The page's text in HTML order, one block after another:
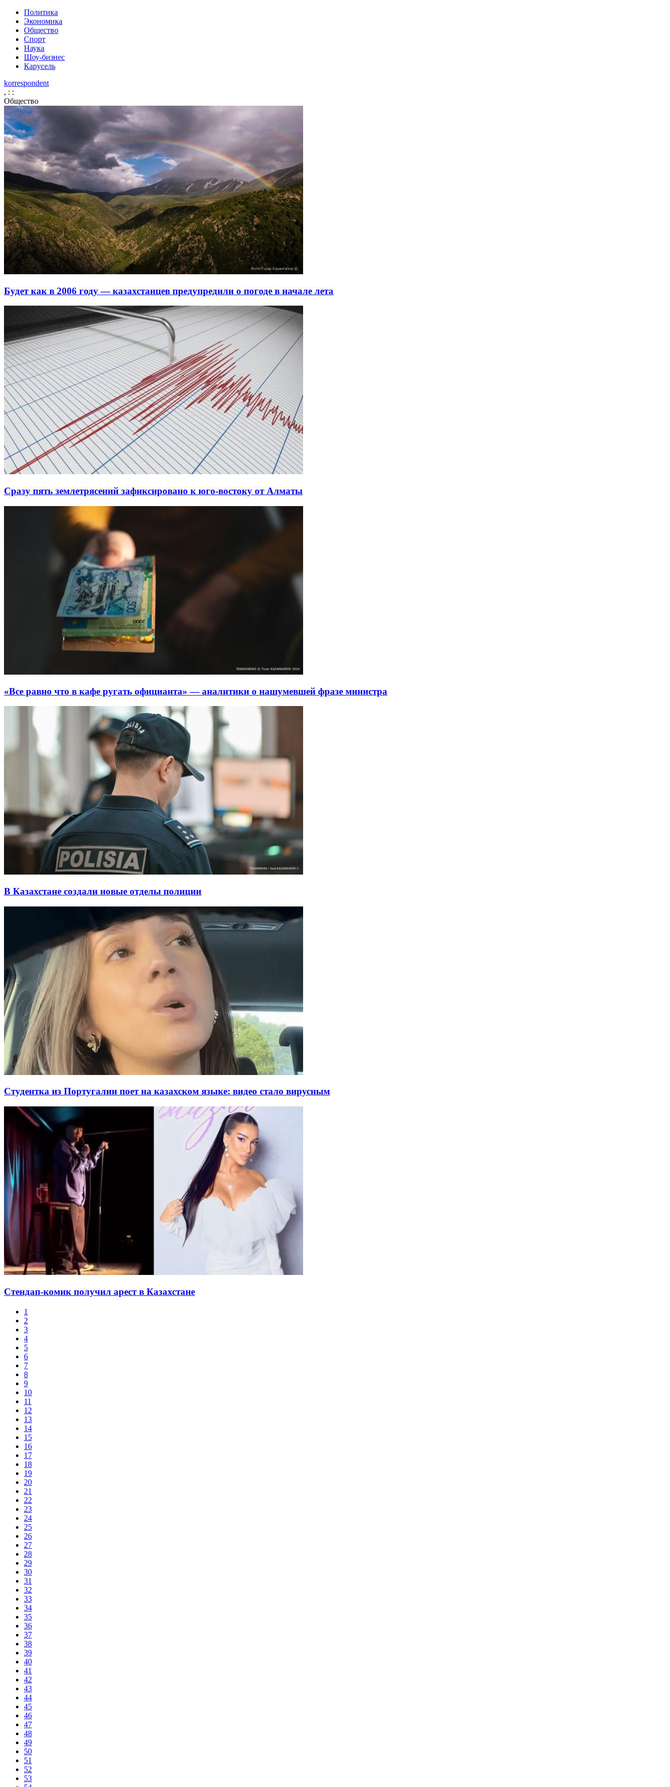
Политика
Экономика
Общество
Спорт
Наука
Шоу-бизнес
Карусель
korrespondent
, : :
Общество
Будет как в 2006 году — казахстанцев предупредили о погоде в начале лета
Сразу пять землетрясений зафиксировано к юго-востоку от Алматы
«Все равно что в кафе ругать официанта» — аналитики о нашумевшей фразе министра
В Казахстане создали новые отделы полиции
Студентка из Португалии поет на казахском языке: видео стало вирусным
Стендап-комик получил арест в Казахстане
1
2
3
4
5
6
7
8
9
10
11
12
13
14
15
16
17
18
19
20
21
22
23
24
25
26
27
28
29
30
31
32
33
34
35
36
37
38
39
40
41
42
43
44
45
46
47
48
49
50
51
52
53